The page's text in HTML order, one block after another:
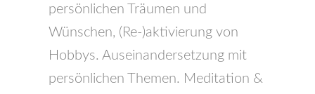
persönlichen Träumen und
Wünschen, (Re-)aktivierung von
Hobbys. Auseinandersetzung mit
persönlichen Themen. Meditation &